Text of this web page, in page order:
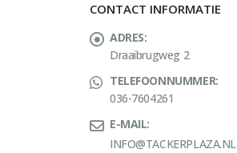
CONTACT INFORMATIE
ADRES:
Draaibrugweg 2
TELEFOONNUMMER:
036-7604261
E-MAIL:
INFO@TACKERPLAZA.NL